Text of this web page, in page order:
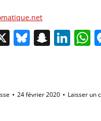
X Bluesky
24 février 2020 Laisser un